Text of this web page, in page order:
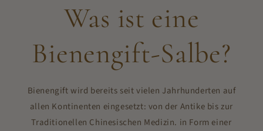
Was ist eine
Bienengift-Salbe?
Bienengift wird bereits seit vielen Jahrhunderten auf
allen Kontinenten eingesetzt: von der Antike bis zur
Traditionellen Chinesischen Medizin. in Form einer